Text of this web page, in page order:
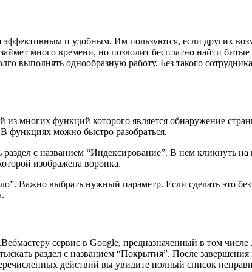
эффективным и удобным. Им пользуются, если других
много времени, но позволит бесплатно найти
выполнять однообразную работу. Без такого
из многих функций которого является обнаружение
функциях можно быстро разобраться.
с названием “Индексирование”. В нем кликнуть
изображена воронка.
Важно выбрать нужный параметр. Если сделать это
сервис в Google, предназначенный в том
раздел с названием “Покрытия”. После
действий вы увидите полный список